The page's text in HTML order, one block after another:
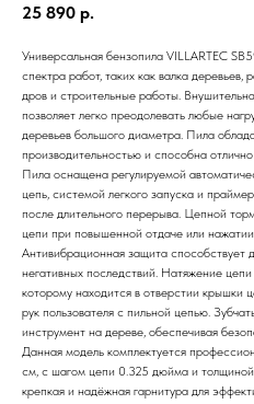
25 890 р.
Универсальная бензопила VILLARTEC
спектра работ, таких как валка деревьев,
дров и строительные работы.
позволяет легко преодолевать любые
деревьев большого диаметра. Пила
производительностью и способна
Пила оснащена регулируемой
цепь, системой легкого запуска и
после длительного перерыва. Цепной
цепи при повышенной отдаче или
Антивибрационная защита способствует
негативных последствий. Натяжение цепи
которому находится в отверстии крышки
рук пользователя с пильной цепью.
инструмент на дереве, обеспечивая
Данная модель комплектуется
см, с шагом цепи 0.325 дюйма и
крепкая и надёжная гарнитура для